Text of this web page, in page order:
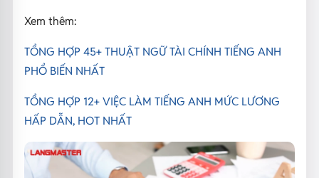
Xem thêm:
TỔNG HỢP 45+ THUẬT NGỮ TÀI CHÍNH TIẾNG ANH
PHỔ BIẾN NHẤT
TỔNG HỢP 12+ VIỆC LÀM TIẾNG ANH MỨC LƯƠNG
HẤP DẪN, HOT NHẤT